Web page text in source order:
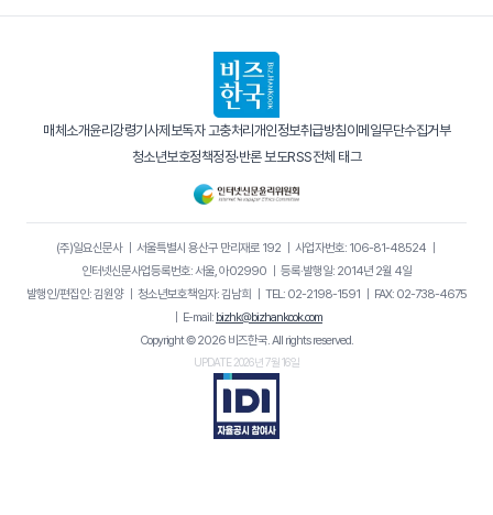
매체소개윤리강령기사제보독자 고충처리 개인정보취급방침이메일무단수집거부
청소년보호정책정정·반론 보도RSS전체 태그
(주)일요신문사｜ 서울특별시 용산구 만리재로 192｜ 사업자번호: 106-81-48524｜
인터넷신문사업등록번호: 서울, 아02990
등록·발행일: 2014년 2월 4일
발행인/편집인: 김원양｜ 청소년보호책임자: 김남희 TEL: 02-2198-1591
FAX: 02-738-4675
E-mail: bizhk@bizhankook.com
Copyright © 2026 비즈한국. All rights reserved.
UPDATE 2026년 7월 16일